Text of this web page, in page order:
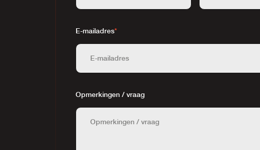
E-mailadres*
Opmerkingen / vraag